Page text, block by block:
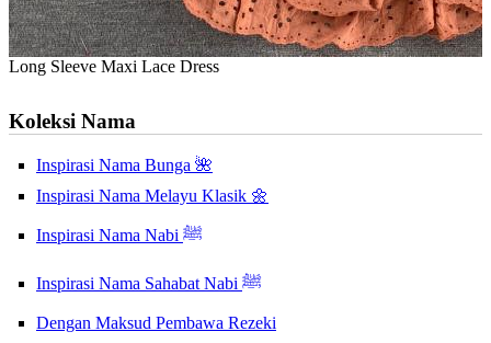
Long Sleeve Maxi Lace Dress
Koleksi Nama
Inspirasi Nama Bunga 🌺
Inspirasi Nama Melayu Klasik 🌼
Inspirasi Nama Nabi ﷺ
Inspirasi Nama Sahabat Nabi ﷺ
Dengan Maksud Pembawa Rezeki